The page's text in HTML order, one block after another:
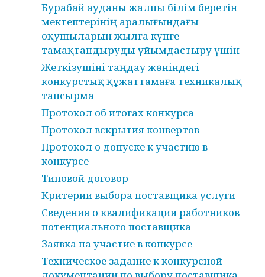
Бурабай ауданы жалпы білім беретін
мектептерінің аралығындағы
оқушыларын жылға күнге
тамақтандыруды ұйымдастыру үшін
Жеткізушіні таңдау жөніндегі
конкурстық құжаттамаға техникалық
тапсырма
Протокол об итогах конкурса
Протокол вскрытия конвертов
Протокол о допуске к участию в
конкурсе
Типовой договор
Критерии выбора поставщика услуги
Сведения о квалификации работников
потенциального поставщика
Заявка на участие в конкурсе
Техническое задание к конкурсной